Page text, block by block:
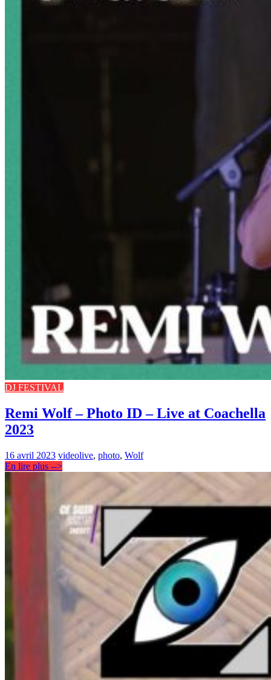
DJ FESTIVAL
Remi Wolf – Photo ID – Live at Coachella
2023
16 avril 2023 videolive, photo, Wolf
En lire plus -->